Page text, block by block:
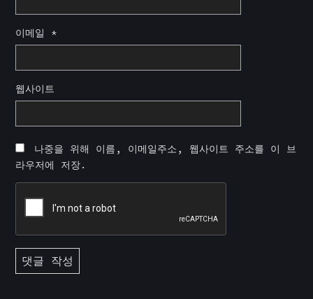
이메일 *
웹사이트
나중을 위해 이름, 이메일주소, 웹사이트 주소를 이 브
라우저에 저장.